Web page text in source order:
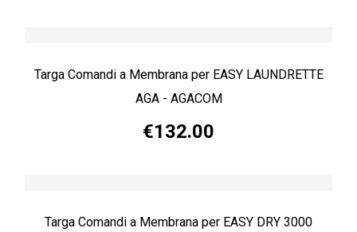
Targa Comandi a Membrana per EASY LAUNDRETTE
AGA - AGACOM
€132.00
Targa Comandi a Membrana per EASY DRY 3000